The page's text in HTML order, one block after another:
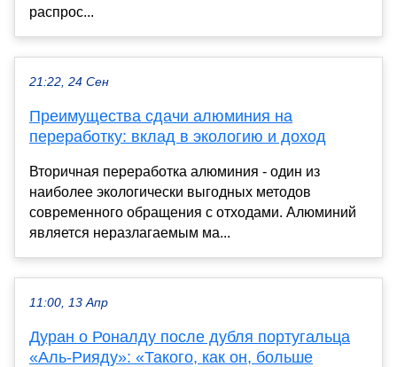
распрос...
21:22, 24 Сен
Преимущества сдачи алюминия на
переработку: вклад в экологию и доход
Вторичная переработка алюминия - один из
наиболее экологически выгодных методов
современного обращения с отходами. Алюминий
является неразлагаемым ма...
11:00, 13 Апр
Дуран о Роналду после дубля португальца
«Аль-Рияду»: «Такого, как он, больше